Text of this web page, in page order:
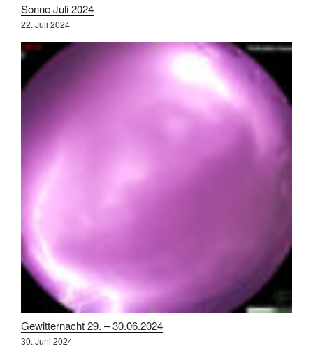
Sonne Juli 2024
22. Juli 2024
Gewitternacht 29. – 30.06.2024
30. Juni 2024